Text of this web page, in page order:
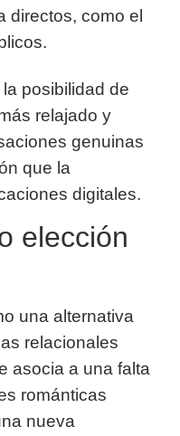
directos, como el
posibilidad de
relajado y
genuinas
que la
digitales.
elección
una alternativa
relacionales
asocia a una falta
románticas
nueva